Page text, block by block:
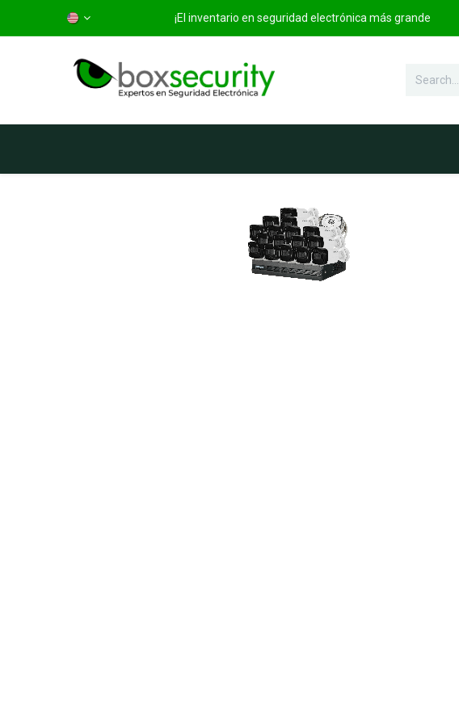
¡El inventario en seguridad electrónica más grande